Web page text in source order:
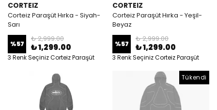
CORTEIZ
Corteiz Paraşüt Hırka - Siyah-
Sarı
%57
₺ 2,999.00
₺ 1,299.00
3 Renk Seçiniz Corteiz Paraşüt
CORTEIZ
Corteiz Paraşüt Hırka - Yeşil-
Beyaz
%57
₺ 2,999.00
₺ 1,299.00
3 Renk Seçiniz Corteiz Paraşüt
Tükendi